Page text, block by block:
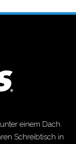
einem Dach.
Schreibtisch in